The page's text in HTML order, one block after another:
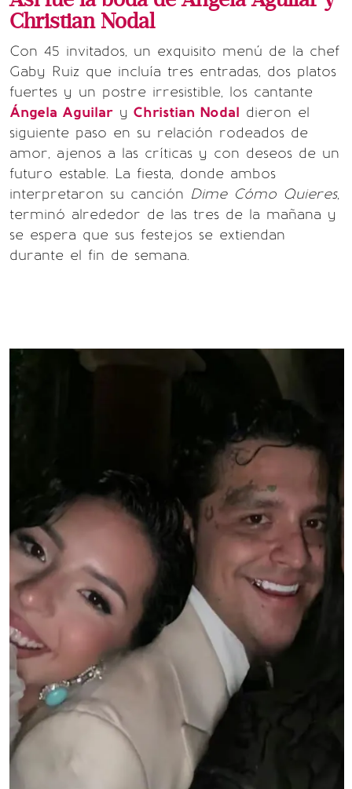
Christian Nodal
Con 45 invitados, un exquisito menú de la chef
Gaby Ruiz que incluía tres entradas, dos platos
fuertes y un postre irresistible, los cantante
Ángela Aguilar y Christian Nodal dieron el
siguiente paso en su relación rodeados de
amor, ajenos a las críticas y con deseos de un
futuro estable. La fiesta, donde ambos
interpretaron su canción Dime Cómo Quieres,
terminó alrededor de las tres de la mañana y
se espera que sus festejos se extiendan
durante el fin de semana.